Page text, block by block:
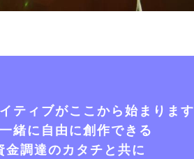
ティブがここから始まります
緒に自由に創作できる
金調達のカタチと共に